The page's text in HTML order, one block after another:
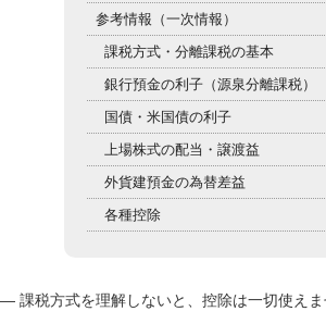
参考情報（一次情報）
課税方式・分離課税の基本
銀行預金の利子（源泉分離課税）
国債・米国債の利子
上場株式の配当・譲渡益
外貨建預金の為替差益
各種控除
― 課税方式を理解しないと、控除は一切使え